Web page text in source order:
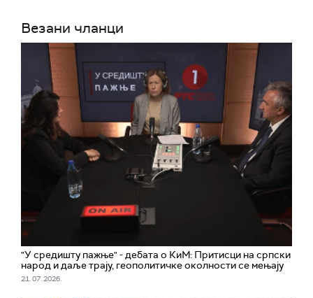
Везани чланци
"У средишту пажње" - дебата о КиМ: Притисци на српски
народ и даље трају, геополитичке околности се мењају
21. 07. 2026.